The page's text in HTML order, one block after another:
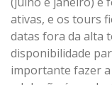
ativas, e os tours
datas fora da alta
disponibilidade
importante fazer a